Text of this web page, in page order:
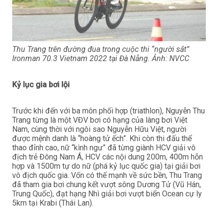
Thu Trang trên đường đua trong cuộc thi “người sắt”
Ironman 70.3 Vietnam 2022 tại Đà Nẵng. Ảnh: NVCC
Kỷ lục gia bơi lội
Trước khi đến với ba môn phối hợp (triathlon), Nguyễn Thu
Trang từng là một VĐV bơi có hạng của làng bơi Việt
Nam, cùng thời với ngôi sao Nguyễn Hữu Việt, người
được mệnh danh là “hoàng tử ếch”. Khi còn thi đấu thể
thao đỉnh cao, nữ “kình ngư” đã từng giành HCV giải vô
địch trẻ Đông Nam Á, HCV các nội dung 200m, 400m hỗn
hợp và 1500m tự do nữ (phá kỷ lục quốc gia) tại giải bơi
vô địch quốc gia. Vốn có thế mạnh về sức bền, Thu Trang
đã tham gia bơi chung kết vượt sông Dương Tử (Vũ Hán,
Trung Quốc), đạt hạng Nhì giải bơi vượt biển Ocean cự ly
5km tại Krabi (Thái Lan).